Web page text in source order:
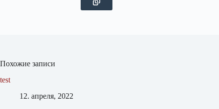
Похожие записи
test
12. апреля, 2022